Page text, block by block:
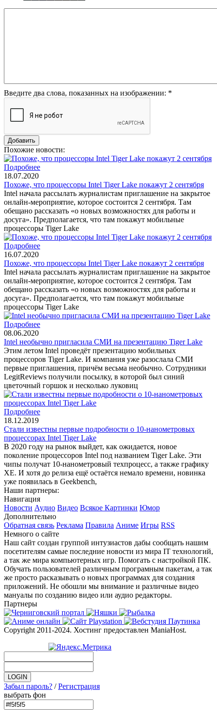
Введите два слова, показанных на изображении: *
Похожие новости:
Подробнее
18.07.2020
Похоже, что процессоры Intel Tiger Lake покажут 2 сентября
Intel начала рассылать журналистам приглашение на закрытое
онлайн-мероприятие, которое состоится 2 сентября. Там
обещано рассказать «о новых возможностях для работы и
досуга». Предполагается, что там покажут мобильные
процессоры Tiger Lake
Подробнее
16.07.2020
Похоже, что процессоры Intel Tiger Lake покажут 2 сентября
Intel начала рассылать журналистам приглашение на закрытое
онлайн-мероприятие, которое состоится 2 сентября. Там
обещано рассказать «о новых возможностях для работы и
досуга». Предполагается, что там покажут мобильные
процессоры Tiger Lake
Подробнее
08.06.2020
Intel необычно пригласила СМИ на презентацию Tiger Lake
Этим летом Intel проведёт презентацию мобильных
процессоров Tiger Lake. И компания уже разослала СМИ
первые приглашения, причём весьма необычно. Сотрудники
LegitReviews получили посылку, в которой был синий
цветочный горшок и несколько луковиц
Подробнее
18.12.2019
Стали известны первые подробности о 10-нанометровых
процессорах Intel Tiger Lake
В 2020 году на рынок выйдет, как ожидается, новое
поколение процессоров Intel под названием Tiger Lake. Эти
чипы получат 10-нанометровый техпроцесс, а также графику
XE. И хотя до релиза ещё остаётся немало времени, новинка
уже появилась в Geekbench,
Наши партнеры:
Навигация
Новости Аудио Видео Всякое Картинки Юмор
Дополнительно
Обратная связь Реклама Правила Аниме Игры RSS
Немного о сайте
Наш сайт создан группой интузиастов дабы сообщать нашим
посетителям самые последние новости из мира IT технологий,
а так же мира компьютерных игр. Помогать с настройкой ПК.
Обучать пользователей различным програмным пакетам, а так
же просто расказывать о новых программах для создания
приложений. Не обошли мы внимание и различные видео
мануалы по созданию видео или аудио редакторы.
Партнеры
Copyright 2011-2024. Хостинг предоставлен ManiaHost.
Забыл пароль? /Регистрация
выбрать фон